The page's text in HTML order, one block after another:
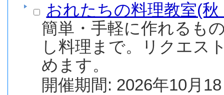
おれたちの料理教室(秋
簡単・手軽に作れるも
し料理まで。リクエス
めます。
開催期間: 2026年10月